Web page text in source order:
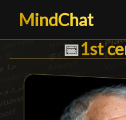
MindChat
📅1st
1st